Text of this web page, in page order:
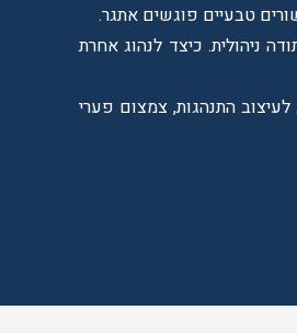
טבעיים פוגשים אתגר.
ניהולית. כיצד לנהוג אחרת
התנהגות, צמצום פערי